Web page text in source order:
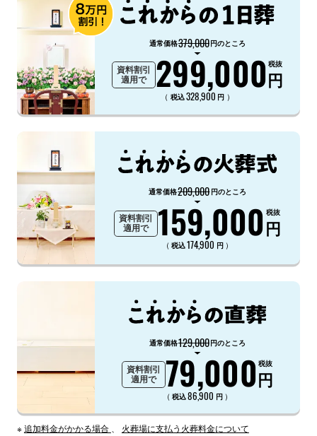
通常価格379,000円のところ
資料割引
適用で
299,000円
税抜
（ 税込328,900 円 ）
通常価格209,000円のところ
資料割引
適用で
159,000円
税抜
（ 税込174,900 円 ）
通常価格129,000円のところ
資料割引
適用で
79,000円
税抜
（ 税込86,900 円 ）
※追加料金がかかる場合 火葬場に支払う火葬料金について